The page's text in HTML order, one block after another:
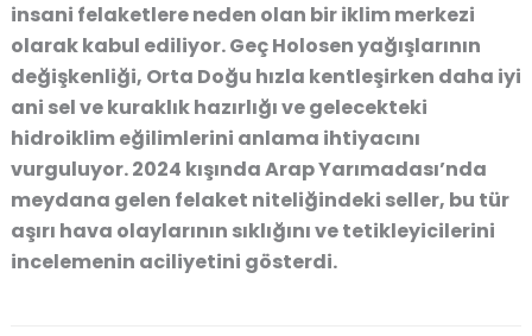
insani felaketlere neden olan bir iklim merkezi
olarak kabul ediliyor. Geç Holosen yağışlarının
değişkenliği, Orta Doğu hızla kentleşirken daha iyi
ani sel ve kuraklık hazırlığı ve gelecekteki
hidroiklim eğilimlerini anlama ihtiyacını
vurguluyor. 2024 kışında Arap Yarımadası’nda
meydana gelen felaket niteliğindeki seller, bu tür
aşırı hava olaylarının sıklığını ve tetikleyicilerini
incelemenin aciliyetini gösterdi.